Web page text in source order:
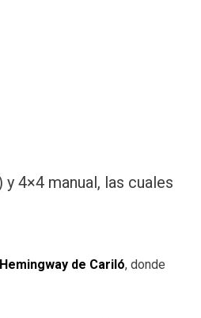
4×4 manual, las cuales
de Cariló, donde